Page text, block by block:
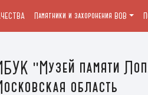
"Музей памяти
область
Памятники и захоронения ВОВ